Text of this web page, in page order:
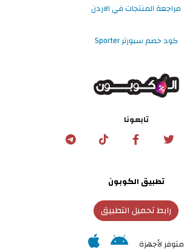
مراجعة المنتجات في الاردن
كود خصم سبورتر Sporter
تابعونا
تطبيق الكوبون
رابط تحميل التطبيق
متوفر لأجهزة